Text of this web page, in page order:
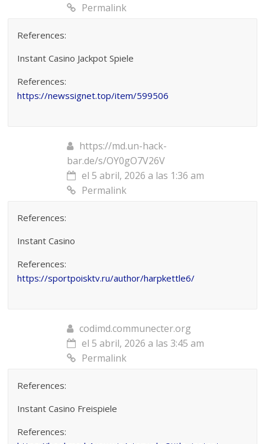
Permalink
References:
Instant Casino Jackpot Spiele
References:
https://newssignet.top/item/599506
https://md.un-hack-
bar.de/s/OY0gO7V26V
el 5 abril, 2026 a las 1:36 am
Permalink
References:
Instant Casino
References:
https://sportpoisktv.ru/author/harpkettle6/
codimd.communecter.org
el 5 abril, 2026 a las 3:45 am
Permalink
References:
Instant Casino Freispiele
References: